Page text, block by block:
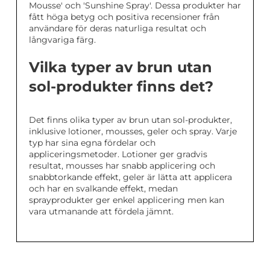
Mousse' och 'Sunshine Spray'. Dessa produkter har
fått höga betyg och positiva recensioner från
användare för deras naturliga resultat och
långvariga färg.
Vilka typer av brun utan
sol-produkter finns det?
Det finns olika typer av brun utan sol-produkter,
inklusive lotioner, mousses, geler och spray. Varje
typ har sina egna fördelar och
appliceringsmetoder. Lotioner ger gradvis
resultat, mousses har snabb applicering och
snabbtorkande effekt, geler är lätta att applicera
och har en svalkande effekt, medan
sprayprodukter ger enkel applicering men kan
vara utmanande att fördela jämnt.